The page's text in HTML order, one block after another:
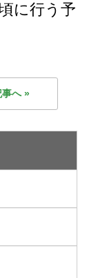
に行う予
事へ »